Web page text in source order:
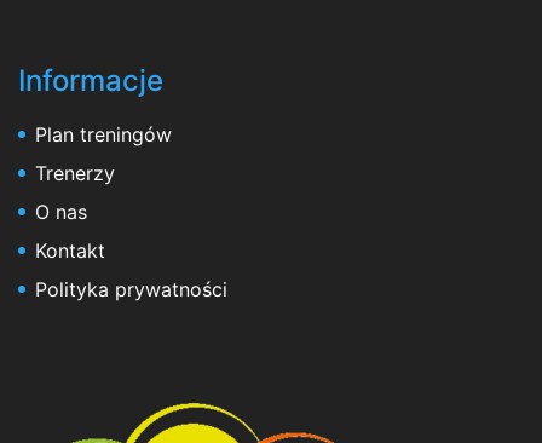
Informacje
Plan treningów
Trenerzy
O nas
Kontakt
Polityka prywatności